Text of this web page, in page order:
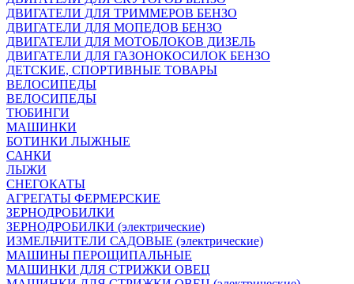
ДВИГАТЕЛИ ДЛЯ ТРИММЕРОВ БЕНЗО
ДВИГАТЕЛИ ДЛЯ МОПЕДОВ БЕНЗО
ДВИГАТЕЛИ ДЛЯ МОТОБЛОКОВ ДИЗЕЛЬ
ДВИГАТЕЛИ ДЛЯ ГАЗОНОКОСИЛОК БЕНЗО
ДЕТСКИЕ, СПОРТИВНЫЕ ТОВАРЫ
ВЕЛОСИПЕДЫ
ВЕЛОСИПЕДЫ
ТЮБИНГИ
МАШИНКИ
БОТИНКИ ЛЫЖНЫЕ
САНКИ
ЛЫЖИ
СНЕГОКАТЫ
АГРЕГАТЫ ФЕРМЕРСКИЕ
ЗЕРНОДРОБИЛКИ
ЗЕРНОДРОБИЛКИ (электрические)
ИЗМЕЛЬЧИТЕЛИ САДОВЫЕ (электрические)
МАШИНЫ ПЕРОЩИПАЛЬНЫЕ
МАШИНКИ ДЛЯ СТРИЖКИ ОВЕЦ